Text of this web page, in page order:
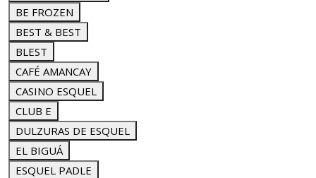
BE FROZEN
BEST & BEST
BLEST
CAFÉ AMANCAY
CASINO ESQUEL
CLUB E
DULZURAS DE ESQUEL
EL BIGUÁ
ESQUEL PADLE